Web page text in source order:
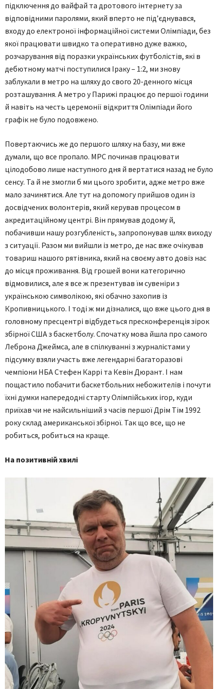
підключення до вайфай та дротового інтернету за
відповідними паролями, який вперто не під’єднувався,
входу до електроної інформаційної системи Олімпіади, без
якої працювати швидко та оперативно дуже важко,
розчарування від поразки українських футболістів, які в
дебютному матчі поступилися Іраку – 1:2, ми знову
заблукали в метро на шляху до свого 20-денного місця
розташування. А метро у Парижі працює до першої години
й навіть на честь церемонії відкриття Олімпіади його
графік не було подовжено.
Повертаючись же до першого шляху на базу, ми вже
думали, що все пропало. МРС починав працювати
цілодобово лише наступного дня й вертатися назад не було
сенсу. Та й не змогли б ми цього зробити, адже метро вже
мало зачинятися. Але тут на допомогу прийшов один із
досвідчених волонтерів, який керував процесом в
акредитаційному центрі. Він прямував додому й,
побачивши нашу розгубленість, запропонував шлях виходу
з ситуації. Разом ми вийшли із метро, де нас вже очікував
товариш нашого рятівника, який на своєму авто довіз нас
до місця проживання. Від грошей вони категорично
відмовилися, але я все ж презентував їм сувеніри з
українською символікою, які обачно захопив із
Кропивницького. І тоді ж ми дізналися, що вже цього дня в
головному пресцентрі відбудеться пресконференція зірок
збірної США з баскетболу. Спочатку мова йшла про самого
Леброна Джеймса, але в спілкуванні з журналістами у
підсумку взяли участь вже легендарні багаторазові
чемпіони НБА Стефен Каррі та Кевін Дюрант. І нам
пощастило побачити баскетбольних небожителів і почути
їхні думки напередодні старту Олімпійських ігор, куди
приїхав чи не найсильніший з часів першої Дрім Тім 1992
року склад американської збірної. Так що все, що не
робиться, робиться на краще.
На позитивній хвилі